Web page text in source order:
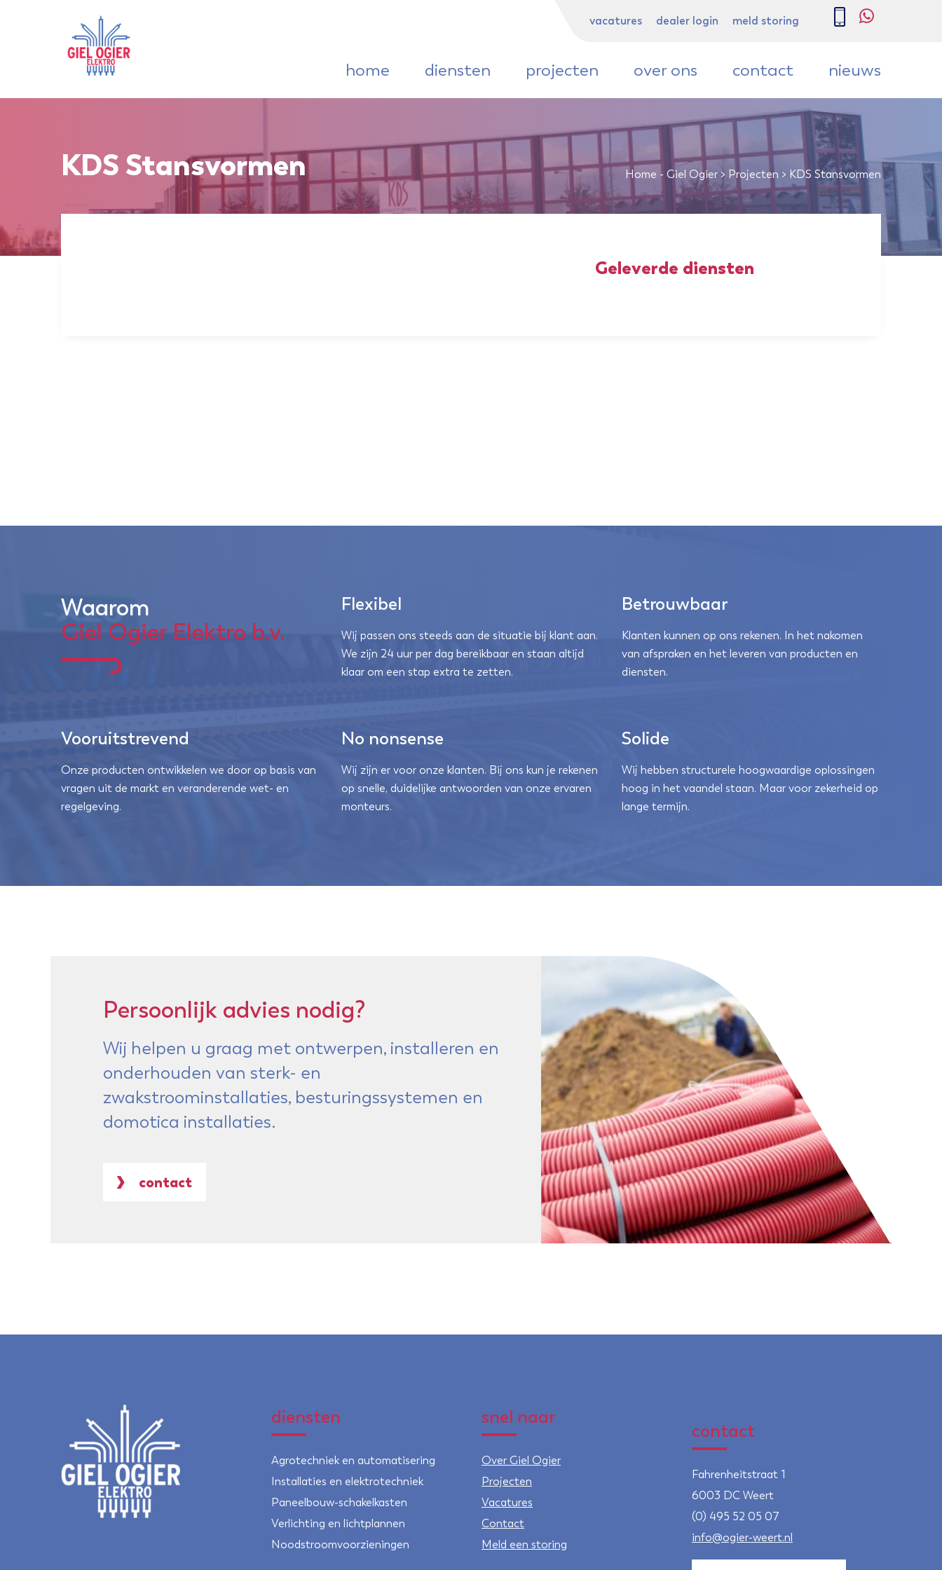
vacatures dealer login meld storing
home diensten projecten over ons contact nieuws
contact nieuws
KDS Stansvormen Home - Giel Ogier > Projecten > KDS Stansvormen
Geleverde diensten
Waarom
Giel Ogier Elektro b.v.
Flexibel
Wij passen ons steeds aan de situatie bij klant aan.
We zijn 24 uur per dag bereikbaar en staan altijd
klaar om een stap extra te zetten.
Betrouwbaar
Klanten kunnen op ons rekenen. In het nakomen
van afspraken en het leveren van producten en
diensten.
Vooruitstrevend
Onze producten ontwikkelen we door op basis van
vragen uit de markt en veranderende wet- en
regelgeving.
No nonsense
Wij zijn er voor onze klanten. Bij ons kun je rekenen
op snelle, duidelijke antwoorden van onze ervaren
monteurs.
Solide
Wij hebben structurele hoogwaardige oplossingen
hoog in het vaandel staan. Maar voor zekerheid op
lange termijn.
Persoonlijk advies nodig?
Wij helpen u graag met ontwerpen, installeren en
onderhouden van sterk- en
zwakstroominstallaties, besturingssystemen en
domotica installaties.
contact
diensten
Agrotechniek en automatisering
Installaties en elektrotechniek
Paneelbouw-schakelkasten
Verlichting en lichtplannen
Noodstroomvoorzieningen
snel naar
Over Giel Ogier
Projecten
Vacatures
Contact
Meld een storing
contact
Fahrenheitstraat 1
6003 DC Weert
(0) 495 52 05 07
info@ogier-weert.nl